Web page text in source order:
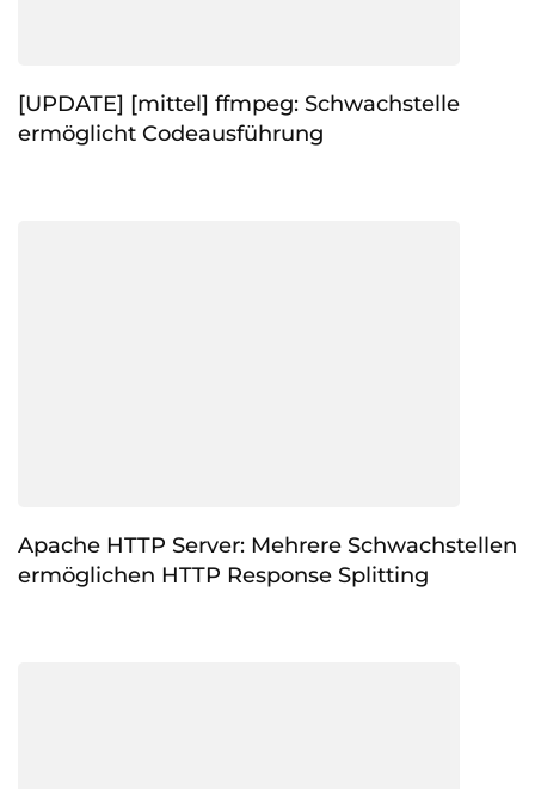
[UPDATE] [mittel] ffmpeg: Schwachstelle
ermöglicht Codeausführung
Apache HTTP Server: Mehrere Schwachstellen
ermöglichen HTTP Response Splitting